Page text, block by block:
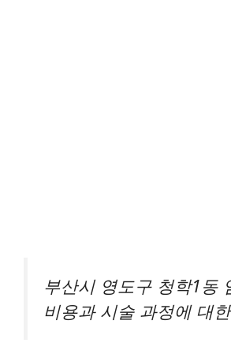
부산시 영도구 청학1동
비용과 시술 과정에 대